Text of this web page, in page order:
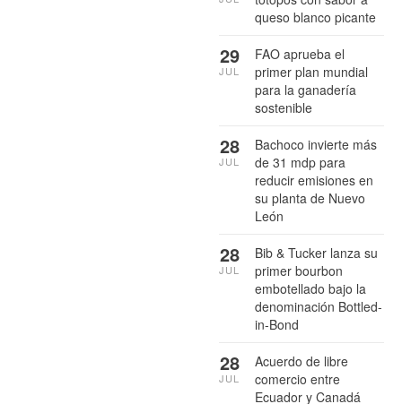
queso blanco picante
FAO aprueba el
primer plan mundial
para la ganadería
sostenible
29
JUL
Bachoco invierte más
de 31 mdp para
reducir emisiones en
su planta de Nuevo
León
28
JUL
Bib & Tucker lanza su
primer bourbon
embotellado bajo la
denominación Bottled-
in-Bond
28
JUL
Acuerdo de libre
comercio entre
Ecuador y Canadá
28
JUL